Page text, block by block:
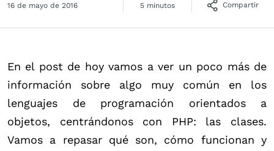
16 de mayo de 2016 5 minutos Compartir
En el post de hoy vamos a ver un poco más de
información sobre algo muy común en los
lenguajes de programación orientados a
objetos, centrándonos con PHP: las clases.
Vamos a repasar qué son, cómo funcionan y